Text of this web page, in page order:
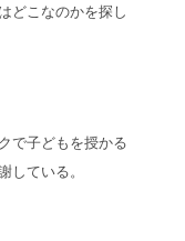
どこなのかを探し
で子どもを授かる
ている。